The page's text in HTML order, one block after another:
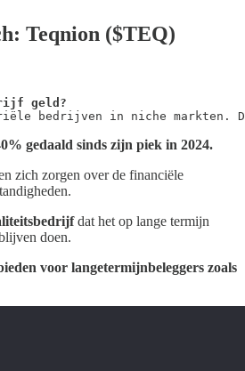
Teqnion ($TEQ)
geld?
bedrijven in niche markten.
gedaald sinds zijn piek in 2024.
zich zorgen over de financiële
dat het op lange termijn
doen.
voor langetermijnbeleggers zoals